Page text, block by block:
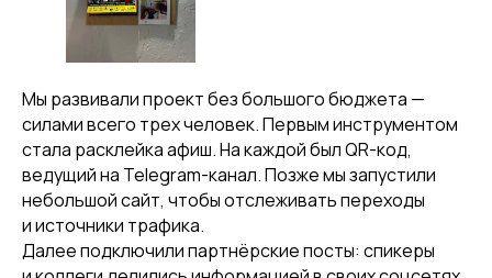
Мы развивали проект без большого бюджета —
силами всего трех человек. Первым инструментом
стала расклейка афиш. На каждой был QR-код,
ведущий на Telegram-канал. Позже мы запустили
небольшой сайт, чтобы отслеживать переходы
и источники трафика.
Далее подключили партнёрские посты: спикеры